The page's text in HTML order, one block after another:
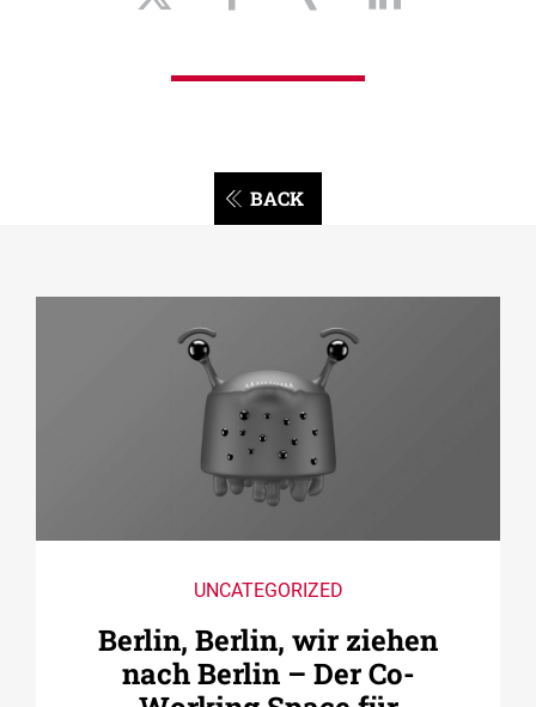
BACK
UNCATEGORIZED
Berlin, Berlin, wir ziehen
nach Berlin – Der Co­